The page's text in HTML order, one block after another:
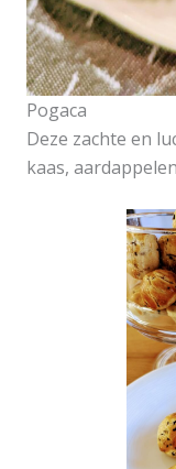
Pogaca
Deze zachte en
kaas,